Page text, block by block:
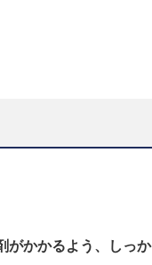
がかかるよう、しっか